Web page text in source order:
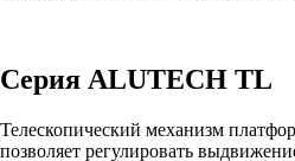
Серия ALUTECH TL
Телескопический механизм
позволяет регулировать